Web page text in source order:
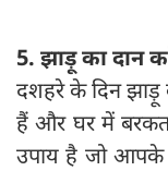
5. झाड़ू का दान
दशहरे के दिन झाड़ू
हैं और घर में बरकत
उपाय है जो आपके